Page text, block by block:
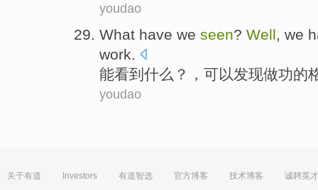
youdao
What have we seen? Well, we
work.
能看到 什么？，可以发现做功的
youdao
关于有道 Investors 有道智选 官方博客 技术博客 诚聘英才